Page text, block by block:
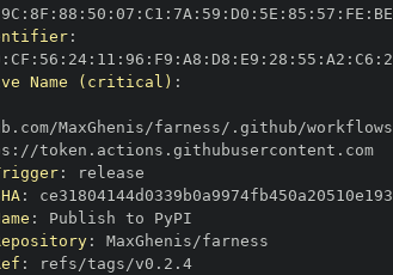
9C : 8F : 88 : 50 : 07 : C1 : 7A : 59 : D0 : 5E : 85 : 57 : FE : BE
:
: CF : 56 : 24: 11 : 96 : F9 : A8 : D8 : E9 : 28 : 55 : A2 : C6 :
Name (critical) :
:
//token.actions.githubusercontent.com
:
:
:
:
:
refs/tags/v0.2.4